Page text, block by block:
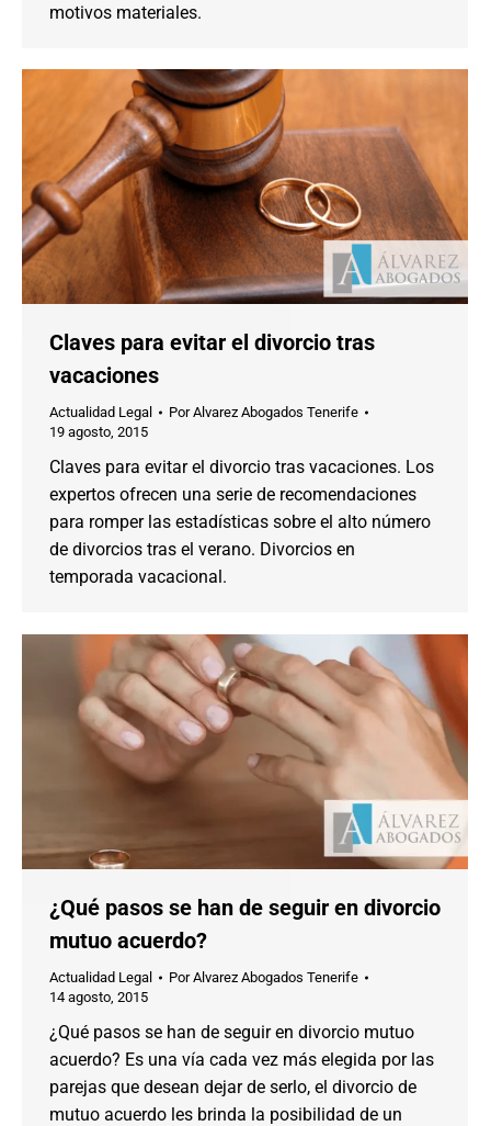
motivos materiales.
Claves para evitar el divorcio tras
vacaciones
Actualidad Legal PorAlvarez Abogados Tenerife
19 agosto, 2015
Claves para evitar el divorcio tras vacaciones. Los
expertos ofrecen una serie de recomendaciones
para romper las estadísticas sobre el alto número
de divorcios tras el verano. Divorcios en
temporada vacacional.
¿Qué pasos se han de seguir en divorcio
mutuo acuerdo?
Actualidad Legal PorAlvarez Abogados Tenerife
14 agosto, 2015
¿Qué pasos se han de seguir en divorcio mutuo
acuerdo? Es una vía cada vez más elegida por las
parejas que desean dejar de serlo, el divorcio de
mutuo acuerdo les brinda la posibilidad de un